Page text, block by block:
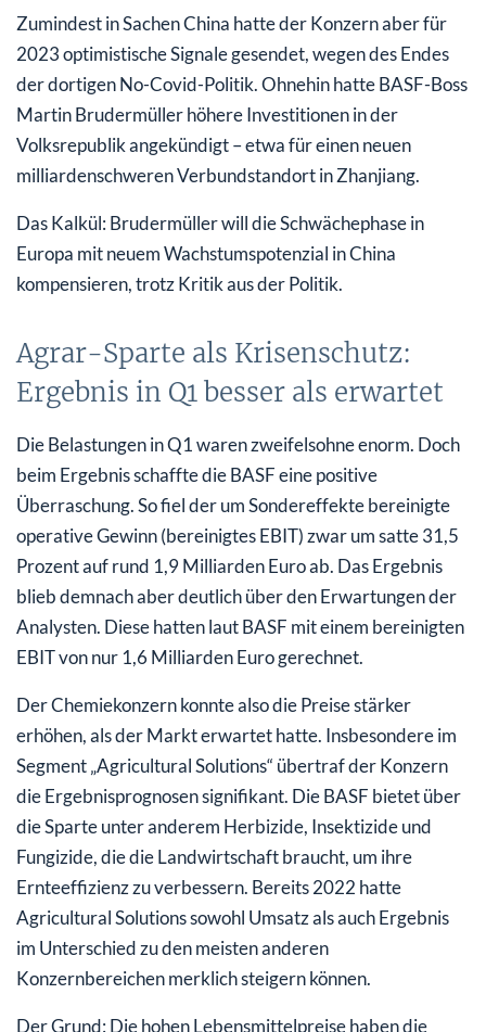
Zumindest in Sachen China hatte der Konzern aber für
2023 optimistische Signale gesendet, wegen des Endes
der dortigen No-Covid-Politik. Ohnehin hatte BASF-Boss
Martin Brudermüller höhere Investitionen in der
Volksrepublik angekündigt – etwa für einen neuen
milliardenschweren Verbundstandort in Zhanjiang.
Das Kalkül: Brudermüller will die Schwächephase in
Europa mit neuem Wachstumspotenzial in China
kompensieren, trotz Kritik aus der Politik.
Agrar-Sparte als Krisenschutz:
Ergebnis in Q1 besser als erwartet
Die Belastungen in Q1 waren zweifelsohne enorm. Doch
beim Ergebnis schaffte die BASF eine positive
Überraschung. So fiel der um Sondereffekte bereinigte
operative Gewinn (bereinigtes EBIT) zwar um satte 31,5
Prozent auf rund 1,9 Milliarden Euro ab. Das Ergebnis
blieb demnach aber deutlich über den Erwartungen der
Analysten. Diese hatten laut BASF mit einem bereinigten
EBIT von nur 1,6 Milliarden Euro gerechnet.
Der Chemiekonzern konnte also die Preise stärker
erhöhen, als der Markt erwartet hatte. Insbesondere im
Segment „Agricultural Solutions“ übertraf der Konzern
die Ergebnisprognosen signifikant. Die BASF bietet über
die Sparte unter anderem Herbizide, Insektizide und
Fungizide, die die Landwirtschaft braucht, um ihre
Ernteeffizienz zu verbessern. Bereits 2022 hatte
Agricultural Solutions sowohl Umsatz als auch Ergebnis
im Unterschied zu den meisten anderen
Konzernbereichen merklich steigern können.
Der Grund: Die hohen Lebensmittelpreise haben die